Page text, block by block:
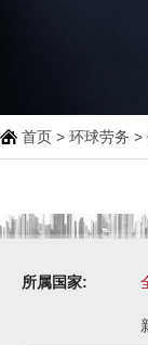
首页 > 环球劳务 >
所属国家: